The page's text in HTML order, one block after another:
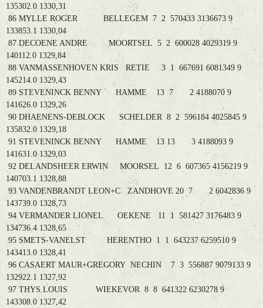
135302.0 1330,31
86 MYLLE ROGER BELLEGEM 7 2 570433 3136673 9
133853.1 1330,04
87 DECOENE ANDRE MOORTSEL 5 2 600028 4029319 9
140112.0 1329,84
88 VANMASSENHOVEN KRIS RETIE 3 1 667691 6081349 9
145214.0 1329,43
89 STEVENINCK BENNY HAMME 13 7 2 4188070 9
141626.0 1329,26
90 DHAENENS-DEBLOCK SCHELDER 8 2 596184 4025845 9
135832.0 1329,18
91 STEVENINCK BENNY HAMME 13 13 3 4188093 9
141631.0 1329,03
92 DELANDSHEER ERWIN MOORSEL 12 6 607365 4156219 9
140703.1 1328,88
93 VANDENBRANDT LEON+C ZANDHOVE 20 7 2 6042836 9
143739.0 1328,73
94 VERMANDER LIONEL OEKENE 11 1 581427 3176483 9
134736.4 1328,65
95 SMETS-VANELST HERENTHO 1 1 643237 6259510 9
143413.0 1328,41
96 CASAERT MAUR+GREGORY NECHIN 7 3 556887 9079133 9
132922.1 1327,92
97 THYS LOUIS WIEKEVOR 8 8 641322 6230278 9
143308.0 1327,42